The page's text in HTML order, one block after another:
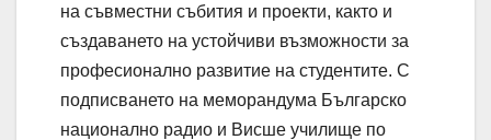
на съвместни събития и проекти, както и
създаването на устойчиви възможности за
професионално развитие на студентите. С
подписването на меморандума Българско
национално радио и Висше училище по